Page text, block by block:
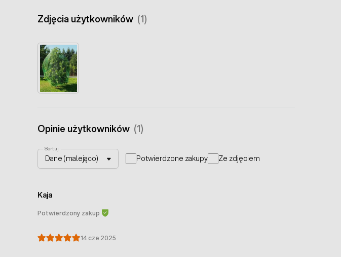
Zdjęcia użytkowników (1)
Opinie użytkowników (1)
Sortuj
Potwierdzone zakupy Ze zdjęciem
Kaja
Potwierdzony zakup
14 cze 2025